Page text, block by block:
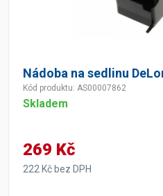
Nádoba na sedlinu
Kód produktu: AS00007862
Skladem
269 Kč
222 Kč bez DPH